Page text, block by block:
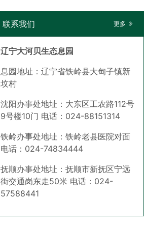
联系我们 更多
辽宁大河贝生态息园
息园地址：辽宁省铁岭县大甸子镇新
坟村
沈阳办事处地址：大东区工农路112号
9号楼10门 电话：024-88151314
铁岭办事处地址：铁岭老县医院对面
电话：024-74834444
抚顺办事处地址：抚顺市新抚区宁远
街交通岗东走50米 电话：024-
57588441